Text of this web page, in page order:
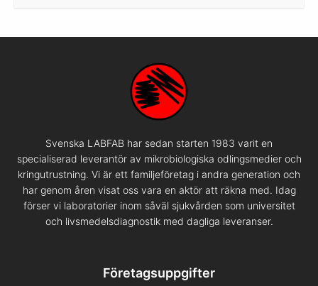
Svenska LABFAB har sedan starten 1983 varit en
specialiserad leverantör av mikrobiologiska odlingsmedier och
kringutrustning. Vi är ett familjeföretag i andra generation och
har genom åren visat oss vara en aktör att räkna med. Idag
förser vi laboratorier inom såväl sjukvården som universitet
och livsmedelsdiagnostik med dagliga leveranser.
Företagsuppgifter